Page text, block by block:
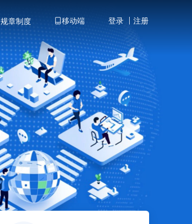
规章制度 移动端 登录 注册